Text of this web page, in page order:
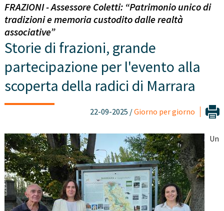
FRAZIONI - Assessore Coletti: “Patrimonio unico di
tradizioni e memoria custodito dalle realtà
associative”
Storie di frazioni, grande
partecipazione per l'evento alla
scoperta della radici di Marrara
22-09-2025 /Giorno per giorno
Un